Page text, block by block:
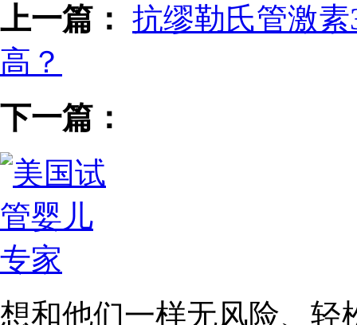
上一篇： 抗缪勒氏管激
高？
下一篇：
想和他们一样无风险、轻